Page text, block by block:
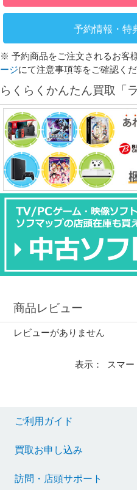
予約情報・特
※ 予約商品をご注文されるお客
ージにて注意事項等をご確認くだ
らくらくかんたん買取「
商品レビュー
レビューがありません
表示： スマー
ご利用ガイド
買取お申し込み
訪問・店頭サポート